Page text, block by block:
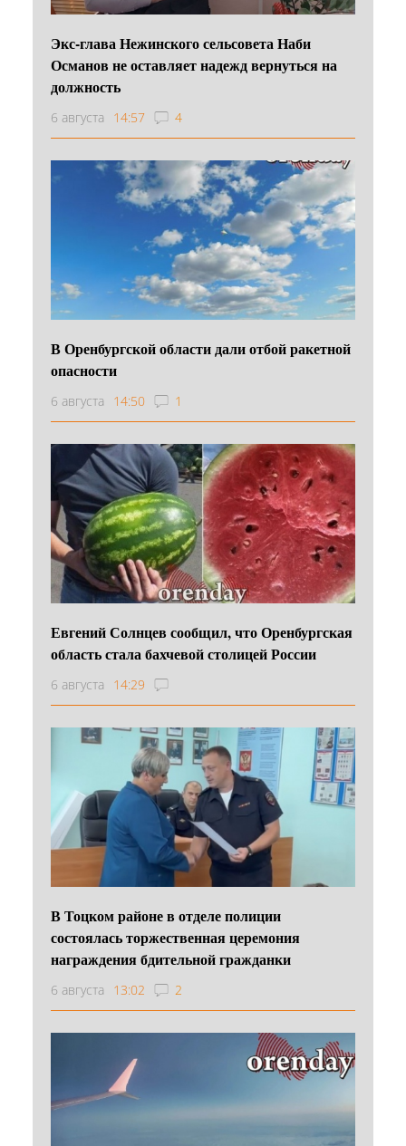
Экс-глава Нежинского сельсовета Наби
Османов не оставляет надежд вернуться на
должность
6 августа 14:57 4
В Оренбургской области дали отбой ракетной
опасности
6 августа 14:50 1
Евгений Солнцев сообщил, что Оренбургская
область стала бахчевой столицей России
6 августа 14:29
В Тоцком районе в отделе полиции
состоялась торжественная церемония
награждения бдительной гражданки
6 августа 13:02 2